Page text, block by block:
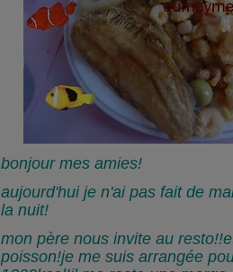
bonjour mes amies!
aujourd'hui je n'ai pas fait de
la nuit!
mon père nous invite au
poisson!je me suis arrangée